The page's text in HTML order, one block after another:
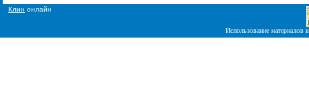
Клин онлайн
Использование материалов